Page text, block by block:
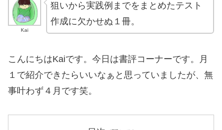
Kai
狙いから実践例までをまとめたテスト
作成に欠かせぬ１冊。
こんにちはKaiです。今日は書評コーナーです。月
１で紹介できたらいいなぁと思っていましたが、無
事叶わず４月です笑。